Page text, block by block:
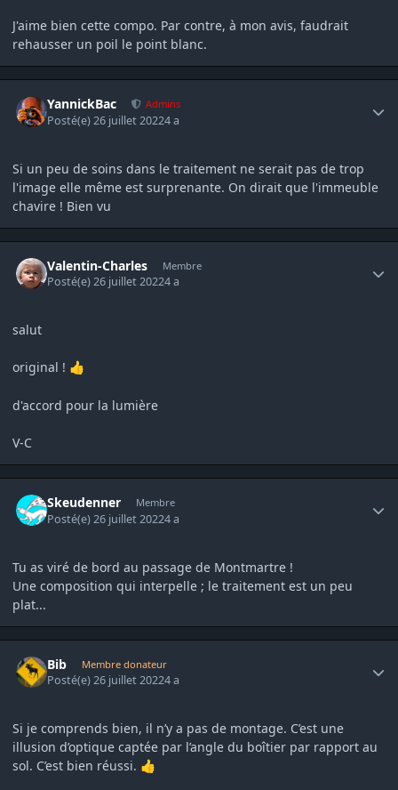
J'aime bien cette compo. Par contre, à mon avis, faudrait
rehausser un poil le point blanc.
YannickBac Admins
Posté(e)26 juillet 20224 a
Si un peu de soins dans le traitement ne serait pas de trop
l'image elle même est surprenante. On dirait que l'immeuble
chavire ! Bien vu
Valentin-Charles Membre
Posté(e)26 juillet 20224 a
salut
original ! 👍
d'accord pour la lumière
V-C
Skeudenner Membre
Posté(e)26 juillet 20224 a
Tu as viré de bord au passage de Montmartre !
Une composition qui interpelle ; le traitement est un peu
plat...
Bib Membre donateur
Posté(e)26 juillet 20224 a
Si je comprends bien, il n’y a pas de montage. C’est une
illusion d’optique captée par l’angle du boîtier par rapport au
sol. C’est bien réussi. 👍